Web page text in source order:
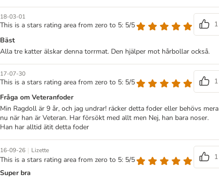
18-03-01
This is a stars rating area from zero to 5: 5/5
1
Bäst
Alla tre katter älskar denna torrmat. Den hjälper mot hårbollar också.
17-07-30
This is a stars rating area from zero to 5: 5/5
1
Fråga om Veteranfoder
Min Ragdoll är 9 år, och jag undrar! räcker detta foder eller behövs mera
nu när han är Veteran. Har försökt med allt men Nej, han bara noser.
Han har alltid ätit detta foder
16-09-26 | Lizette
This is a stars rating area from zero to 5: 5/5
1
Super bra